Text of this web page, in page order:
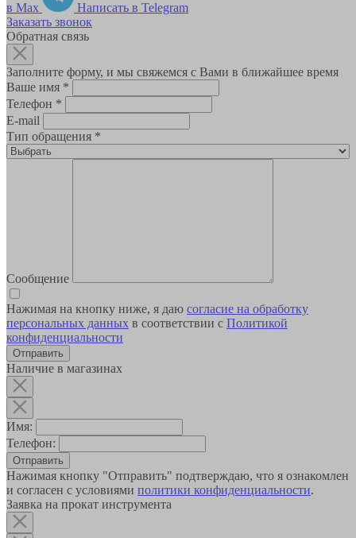
в Max
Написать в Telegram
Заказать звонок
Обратная связь
Заполните форму, и мы свяжемся с Вами в ближайшее время
Ваше имя *
Телефон *
E-mail
Тип обращения *
Сообщение
Нажимая на кнопку ниже, я даю согласие на обработку
персональных данных в соответствии с Политикой
конфиденциальности
Наличие в магазинах
Имя:
Телефон:
Отправить
Нажимая кнопку "Отправить" подтверждаю, что я ознакомлен
и согласен с условиями политики конфиденциальности.
Заявка на прокат инструмента